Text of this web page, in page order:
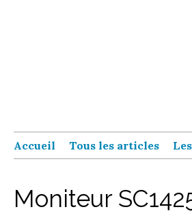
Accueil Tous les articles
Moniteur